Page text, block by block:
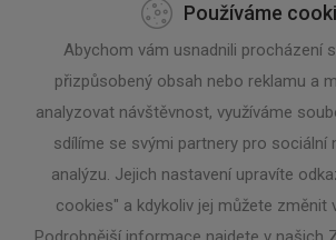
Máte zájem o zaslání novinek?
Zadejte svoji e-mailovou adresu
Používáme
Abychom vám usnadnili procházení
přizpůsobený obsah nebo reklamu a
analyzovat návštěvnost, využíváme
sdílíme se svými partnery pro sociální
analýzu. Jejich nastavení upravíte
cookies" a kdykoliv jej můžete změnit